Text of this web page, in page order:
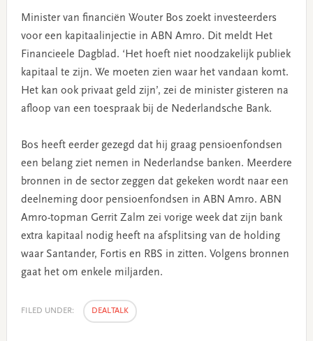
Minister van financiën Wouter Bos zoekt investeerders
voor een kapitaalinjectie in ABN Amro. Dit meldt Het
Financieele Dagblad. ‘Het hoeft niet noodzakelijk publiek
kapitaal te zijn. We moeten zien waar het vandaan komt.
Het kan ook privaat geld zijn’, zei de minister gisteren na
afloop van een toespraak bij de Nederlandsche Bank.
Bos heeft eerder gezegd dat hij graag pensioenfondsen
een belang ziet nemen in Nederlandse banken. Meerdere
bronnen in de sector zeggen dat gekeken wordt naar een
deelneming door pensioenfondsen in ABN Amro. ABN
Amro-topman Gerrit Zalm zei vorige week dat zijn bank
extra kapitaal nodig heeft na afsplitsing van de holding
waar Santander, Fortis en RBS in zitten. Volgens bronnen
gaat het om enkele miljarden.
FILED UNDER: DEALTALK